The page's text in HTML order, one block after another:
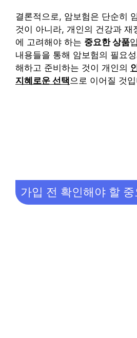
결론적으로, 암보험은 단순히
것이 아니라, 개인의 건강과 재
에 고려해야 하는 중요한 상품
내용들을 통해 암보험의 필요
해하고 준비하는 것이 개인의
지혜로운 선택으로 이어질 것
가입 전 확인해야 할 중